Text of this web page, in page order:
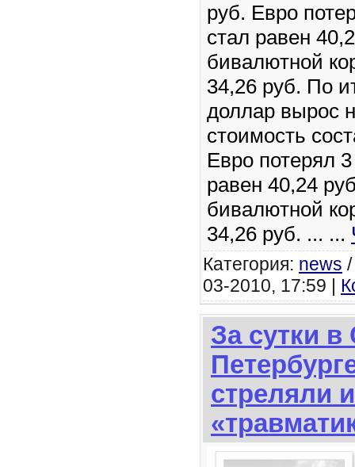
руб. Евро
стал равен
бивалютной
34,26 руб. По
доллар вырос
стоимость
Евро потерял
равен 40,24
бивалютной
34,26 руб. ... ...
Категория: news
03-2010, 17:59 |
За сутки в
стреляли